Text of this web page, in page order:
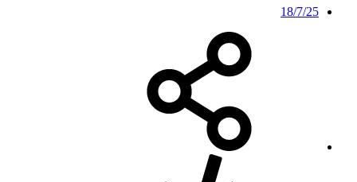
18/7/25